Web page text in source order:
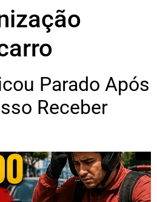
Parado Após
Receber